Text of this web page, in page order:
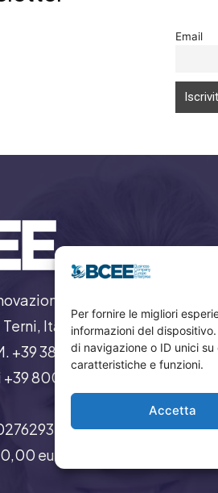
Per fornire le migliori
informazioni del
di navigazione o ID unici
caratteristiche e funzioni.
Accetta
Email
Italia
+39 388 9334054
800129500
euro